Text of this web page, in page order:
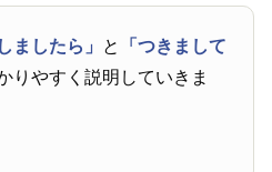
ましたら」 と
「つきまして
りやすく説明していきま